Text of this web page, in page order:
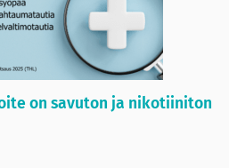
on savuton ja nikotiiniton